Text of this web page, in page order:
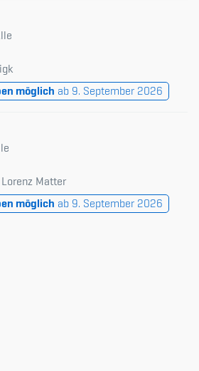
möglich ab 9. September 2026
Matter
möglich ab 9. September 2026